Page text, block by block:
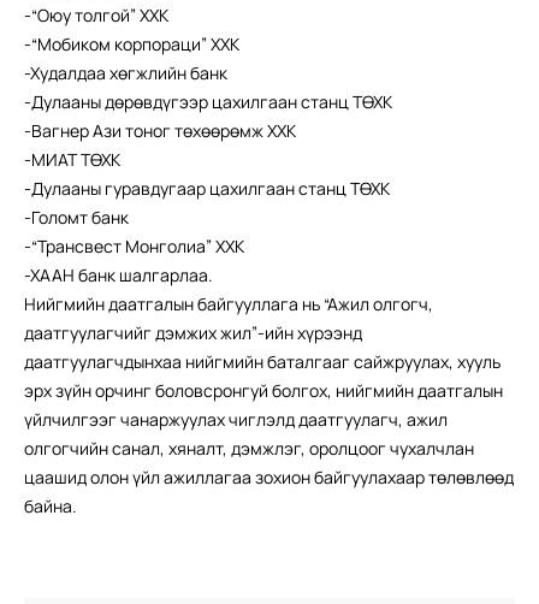
-“Оюу толгой” ХХК
-“Мобиком корпораци” ХХК
-Худалдаа хөгжлийн банк
-Дулааны дөрөвдүгээр цахилгаан станц ТӨХК
-Вагнер Ази тоног төхөөрөмж ХХК
-МИАТ ТӨХК
-Дулааны гуравдугаар цахилгаан станц ТӨХК
-Голомт банк
-“Трансвест Монголиа” ХХК
-ХААН банк шалгарлаа.
Нийгмийн даатгалын байгууллага нь “Ажил олгогч,
даатгуулагчийг дэмжих жил”-ийн хүрээнд
даатгуулагчдынхаа нийгмийн баталгааг сайжруулах, хууль
эрх зүйн орчинг боловсронгуй болгох, нийгмийн даатгалын
үйлчилгээг чанаржуулах чиглэлд даатгуулагч, ажил
олгогчийн санал, хяналт, дэмжлэг, оролцоог чухалчлан
цаашид олон үйл ажиллагаа зохион байгуулахаар төлөвлөөд
байна.